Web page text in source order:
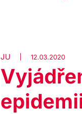
JU 12.03.2020